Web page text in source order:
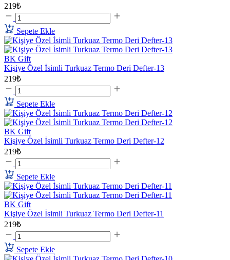
219₺
Sepete Ekle
BK Gift
Kişiye Özel İsimli Turkuaz Termo Deri Defter-13
219₺
Sepete Ekle
BK Gift
Kişiye Özel İsimli Turkuaz Termo Deri Defter-12
219₺
Sepete Ekle
BK Gift
Kişiye Özel İsimli Turkuaz Termo Deri Defter-11
219₺
Sepete Ekle